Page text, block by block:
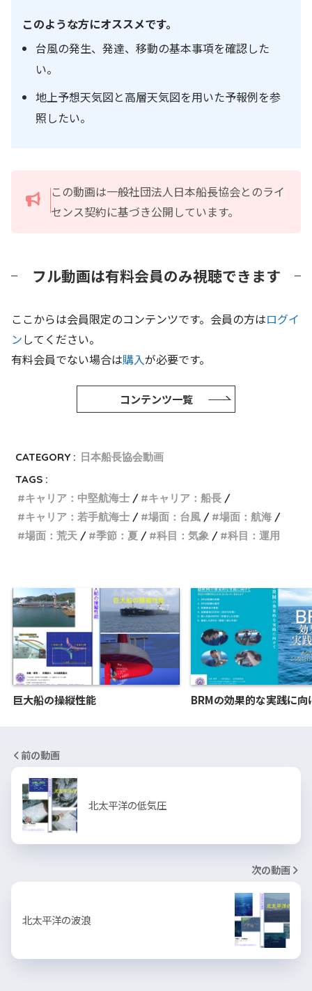
このような方にオススメです。
台風の発生、発達、移動の基本事項を確認した
い。
地上予想天気図と高層天気図を用いた予報例を参
照したい。
この動画は一般社団法人日本船長協会とのライ
センス契約に基づき公開しています。
フル動画は有料会員のみ視聴できます
ここからは会員限定のコンテンツです。会員の方はログイ
ンしてください。
有料会員でない場合は購入が必要です。
コンテンツ一覧
CATEGORY : 日本船長協会動画
TAGS :
キャリア：中堅航海士
キャリア：船長
キャリア：若手航海士
場面：台風
場面：航海
場面：荒天
季節：夏 科目：気象 科目：運用
巨大船の操縦性能 BRMの効果的な実践に向
前の動画
北太平洋の低気圧
次の動画
北太平洋の波浪